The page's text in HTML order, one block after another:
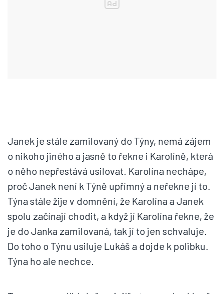
Janek je stále zamilovaný do Týny, nemá zájem
o nikoho jiného a jasně to řekne i Karolíně, která
o něho nepřestává usilovat. Karolína nechápe,
proč Janek není k Týně upřímný a neřekne jí to.
Týna stále žije v domnění, že Karolína a Janek
spolu začínají chodit, a když jí Karolína řekne, že
je do Janka zamilovaná, tak jí to jen schvaluje.
Do toho o Týnu usiluje Lukáš a dojde k polibku.
Týna ho ale nechce.